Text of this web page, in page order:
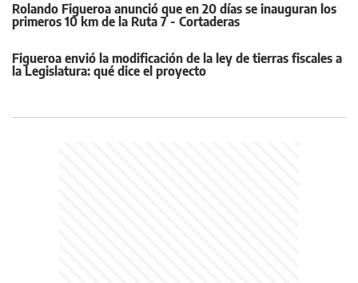
Rolando Figueroa anunció que en 20 días se inauguran los
primeros 10 km de la Ruta 7 - Cortaderas
Figueroa envió la modificación de la ley de tierras fiscales a
la Legislatura: qué dice el proyecto